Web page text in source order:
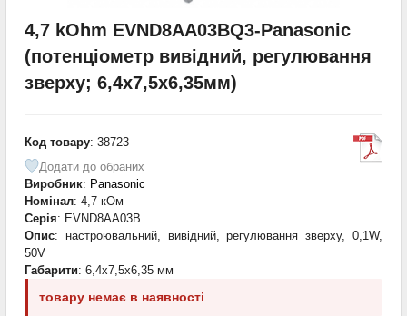
4,7 kOhm EVND8AA03BQ3-Panasonic
(потенціометр вивідний, регулювання
зверху; 6,4х7,5х6,35мм)
Код товару: 38723
Додати до обраних
Виробник: Panasonic
Номінал: 4,7 кОм
Серія: EVND8AA03B
Опис: настроювальний, вивідний, регулювання зверху, 0,1W,
50V
Габарити: 6,4x7,5x6,35 мм
товару немає в наявності